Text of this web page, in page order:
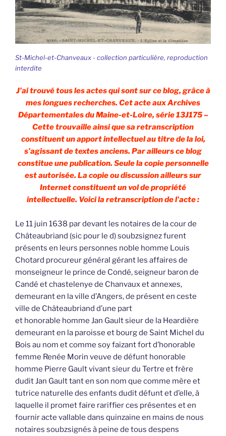
St-Michel-et-Chanveaux - collection particulière, reproduction
interdite
J’ai trouvé tous les actes qui sont sur ce blog, grâce à
mes longues recherches. Cet acte aux Archives
Départementales du Maine-et-Loire, série 13J175 –
Cette trouvaille ainsi que sa retranscription
constituent un apport intellectuel au titre de la loi,
s’agissant de textes anciens. Par ailleurs ce blog
constitue une publication. Seule la copie personnelle
est autorisée. La copie ou discussion ailleurs sur
Internet constituent un vol de propriété
intellectuelle. Voici la retranscription de l’acte :
Le 11 juin 1638 par devant les notaires de la cour de
Châteaubriand (sic pour le d) soubzsignez furent
présents en leurs personnes noble homme Louis
Chotard procureur général gérant les affaires de
monseigneur le prince de Condé, seigneur baron de
Candé et chastelenye de Chanvaux et annexes,
demeurant en la ville d’Angers, de présent en ceste
ville de Châteaubriand d’une part
et honorable homme Jan Gault sieur de la Heardière
demeurant en la paroisse et bourg de Saint Michel du
Bois au nom et comme soy faizant fort d’honorable
femme Renée Morin veuve de défunt honorable
homme Pierre Gault vivant sieur du Tertre et frère
dudit Jan Gault tant en son nom que comme mère et
tutrice naturelle des enfants dudit défunt et d’elle, à
laquelle il promet faire rariffier ces présentes et en
fournir acte vallable dans quinzaine en mains de nous
notaires soubzsignés à peine de tous despens